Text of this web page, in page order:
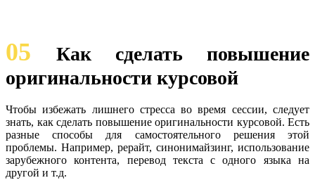
05
Как сделать повышение
оригинальности курсовой
Чтобы избежать лишнего стресса во время сессии, следует
знать, как сделать повышение оригинальности курсовой. Есть
разные способы для самостоятельного решения этой
проблемы. Например, рерайт, синонимайзинг, использование
зарубежного контента, перевод текста с одного языка на
другой и т.д.